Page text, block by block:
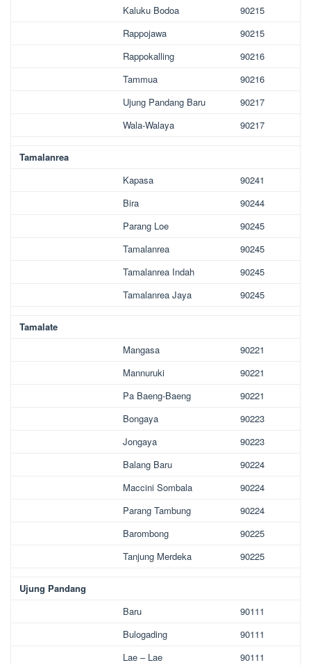
Kaluku Bodoa
90215
Rappojawa
90215
Rappokalling
90216
Tammua
90216
Ujung Pandang Baru
90217
Wala-Walaya
90217
Tamalanrea
Kapasa
90241
Bira
90244
Parang Loe
90245
Tamalanrea
90245
Tamalanrea Indah
90245
Tamalanrea Jaya
90245
Tamalate
Mangasa
90221
Mannuruki
90221
Pa Baeng-Baeng
90221
Bongaya
90223
Jongaya
90223
Balang Baru
90224
Maccini Sombala
90224
Parang Tambung
90224
Barombong
90225
Tanjung Merdeka
90225
Ujung Pandang
Baru
90111
Bulogading
90111
Lae – Lae
90111